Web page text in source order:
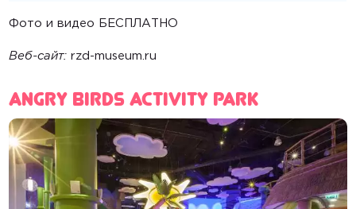
Фото и видео БЕСПЛАТНО
Веб-сайт: rzd-museum.ru
Angry Birds Activity Park